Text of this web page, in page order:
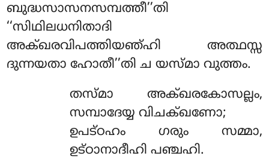
ബുദ്ധസാസനസമ്പത്തീ’’തി
‘‘സിഥിലധനിതാദി
അക്ഖരവിപത്തിയഞ്ഹി അത്ഥസ്സ
ദുന്നയതാ ഹോതീ’’തി ച യസ്മാ വുത്തം.
തസ്മാ അക്ഖരകോസല്ലം,
സമ്പാദേയ്യ വിചക്ഖണോ;
ഉപട്ഠഹം ഗരും സമ്മാ,
ഉട്ഠാനാദീഹി പഞ്ചഹി.